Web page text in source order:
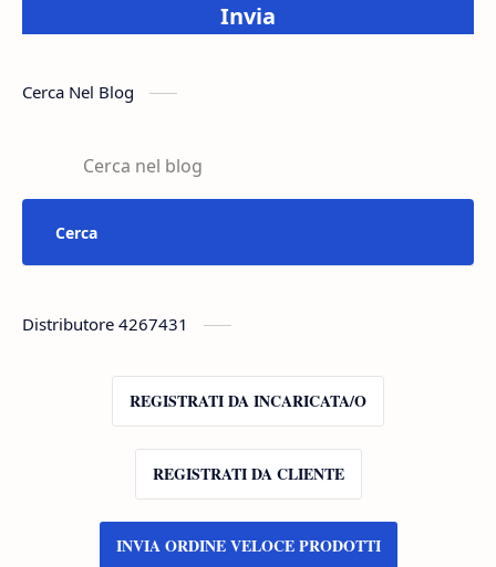
Invia
Cerca Nel Blog
Distributore 4267431
REGISTRATI DA INCARICATA/O
REGISTRATI DA CLIENTE
INVIA ORDINE VELOCE PRODOTTI